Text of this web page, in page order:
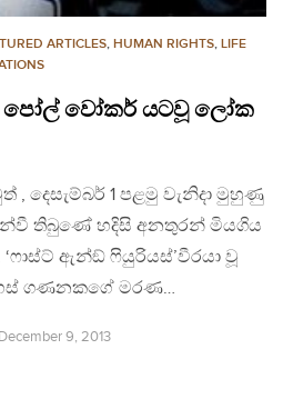
ARTICLES, HUMAN RIGHTS, LIFE
​පෝල් වෝකර් යටවූ ලෝක
, දෙසැම්බර් 1 පළමු වැනිදා මුහුණු
තිබුණේ හදිසි අනතුරන් මියගිය
ඇන්ඞ් ෆියුරියස්’වීරයා වූ
ගණනකගේ මරණ…
December 9, 2013